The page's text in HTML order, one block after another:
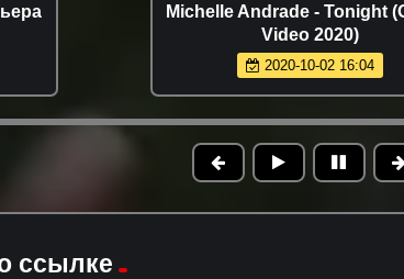
Michelle Andrade - Tonight
Video 2020)
2020-10-02 16:04
ссылке